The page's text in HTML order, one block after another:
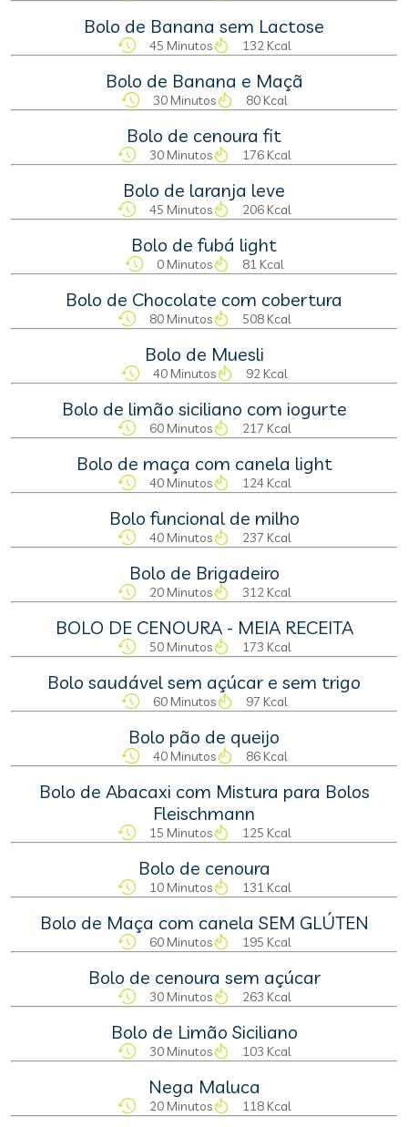
Bolo de Banana sem Lactose
45 Minutos 132 Kcal
Bolo de Banana e Maçã
30 Minutos 80 Kcal
Bolo de cenoura fit
30 Minutos 176 Kcal
Bolo de laranja leve
45 Minutos 206 Kcal
Bolo de fubá light
0 Minutos 81 Kcal
Bolo de Chocolate com cobertura
80 Minutos 508 Kcal
Bolo de Muesli
40 Minutos 92 Kcal
Bolo de limão siciliano com iogurte
60 Minutos 217 Kcal
Bolo de maça com canela light
40 Minutos 124 Kcal
Bolo funcional de milho
40 Minutos 237 Kcal
Bolo de Brigadeiro
20 Minutos 312 Kcal
BOLO DE CENOURA - MEIA RECEITA
50 Minutos 173 Kcal
Bolo saudável sem açúcar e sem trigo
60 Minutos 97 Kcal
Bolo pão de queijo
40 Minutos 86 Kcal
Bolo de Abacaxi com Mistura para Bolos
Fleischmann
15 Minutos 125 Kcal
Bolo de cenoura
10 Minutos 131 Kcal
Bolo de Maça com canela SEM GLÚTEN
60 Minutos 195 Kcal
Bolo de cenoura sem açúcar
30 Minutos 263 Kcal
Bolo de Limão Siciliano
30 Minutos 103 Kcal
Nega Maluca
20 Minutos 118 Kcal